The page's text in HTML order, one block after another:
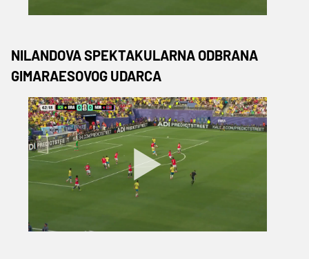
NILANDOVA SPEKTAKULARNA ODBRANA
GIMARAESOVOG UDARCA